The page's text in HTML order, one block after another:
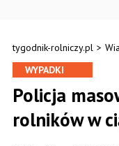
tygodnik-rolniczy.pl >
WYPADKI
Policja
rolników w